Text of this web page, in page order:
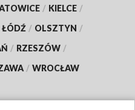
/ KIELCE /
ŁÓDŹ / OLSZTYN /
/ RZESZÓW /
/ WROCŁAW